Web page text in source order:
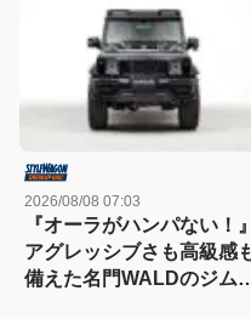
2026/08/08 07:03
『オーラがハンパない！』
アグレッシブさも高級感
備えた名門WALDのジム